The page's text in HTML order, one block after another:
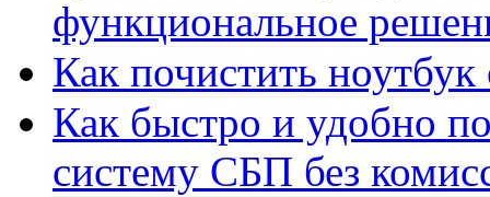
функциональное
Как почистить
Как быстро и удобно
систему СБП без